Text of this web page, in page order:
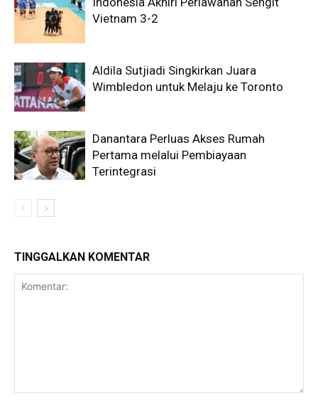
Vietnam 3-2
Aldila Sutjiadi Singkirkan Juara
Wimbledon untuk Melaju ke Toronto
Danantara Perluas Akses Rumah
Pertama melalui Pembiayaan
Terintegrasi
TINGGALKAN KOMENTAR